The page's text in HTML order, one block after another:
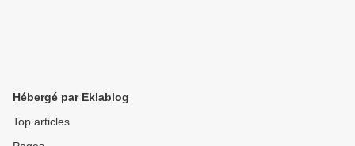
Hébergé par Eklablog
Top articles